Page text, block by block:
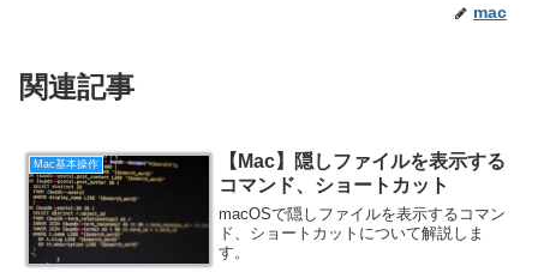
mac
関連記事
Mac基本操作
【Mac】隠しファイルを表示する
コマンド、ショートカット
macOSで隠しファイルを表示するコマン
ド、ショートカットについて解説しま
す。